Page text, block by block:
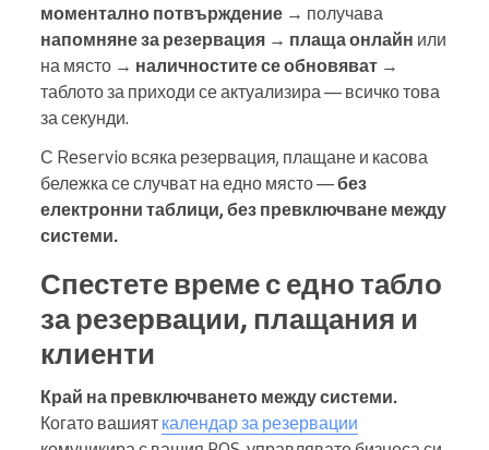
моментално потвърждение → получава
напомняне за резервация → плаща онлайн или
на място → наличностите се обновяват →
таблото за приходи се актуализира — всичко това
за секунди.
С Reservio всяка резервация, плащане и касова
бележка се случват на едно място —без
електронни таблици, без превключване между
системи.
Спестете време с едно табло
за резервации, плащания и
клиенти
Край на превключването между системи.
Когато вашият календар за резервации